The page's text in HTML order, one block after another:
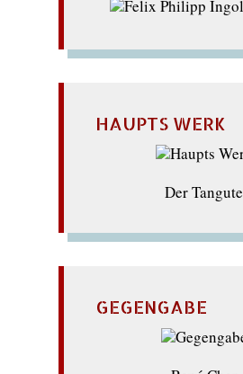
HAUPTS WERK
Der Tangute
GEGENGABE